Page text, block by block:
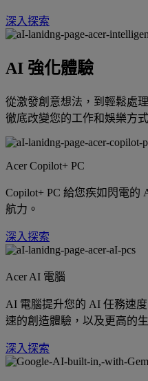
深入探索
AI 強化體驗
從激發創意想法，到輕鬆處
徹底改變您的工作和娛樂方
Acer Copilot+ PC
Copilot+ PC 給您疾如閃電的
航力。
深入探索
Acer AI 電腦
AI 電腦提升您的 AI 任務速
速的創造體驗，以及更高的
深入探索